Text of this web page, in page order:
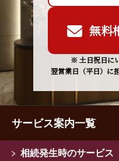
無料
※ 土日祝日に
翌営業日（平日）に
サービス案内一覧
相続発生時のサービス